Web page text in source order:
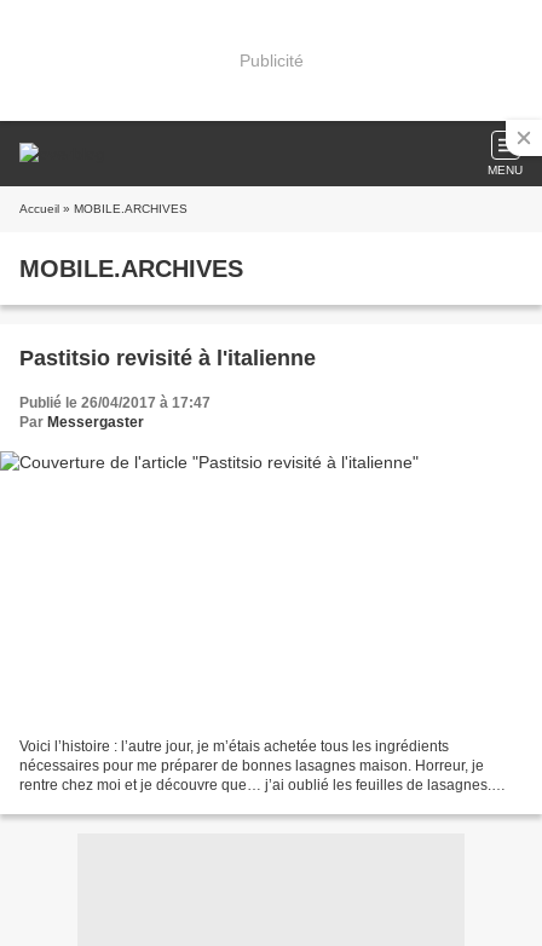
Publicité
MENU
Accueil » MOBILE.ARCHIVES
MOBILE.ARCHIVES
Pastitsio revisité à l'italienne
Publié le 26/04/2017 à 17:47
Par Messergaster
Voici l’histoire : l’autre jour, je m’étais achetée tous les ingrédients
nécessaires pour me préparer de bonnes lasagnes maison. Horreur, je
rentre chez moi et je découvre que… j’ai oublié les feuilles de lasagnes.